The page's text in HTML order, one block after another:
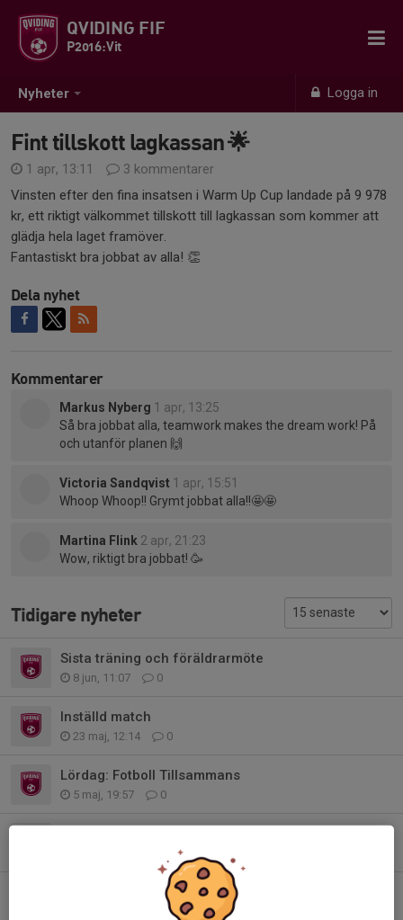
Nyheter Logga in
QVIDING FIF
P2016:Vit
Fint tillskott lagkassan 🌟
1 apr, 13:11
3 kommentarer
Vinsten efter den fina insatsen i Warm Up Cup landade på 9 978
kr, ett riktigt välkommet tillskott till lagkassan som kommer att
glädja hela laget framöver.
Fantastiskt bra jobbat av alla! 👏
Dela nyhet
Kommentarer
Markus Nyberg 1 apr, 13:25
Så bra jobbat alla, teamwork makes the dream work! På
och utanför planen 🙌
Victoria Sandqvist 1 apr, 15:51
Whoop Whoop!! Grymt jobbat alla!!🤩🤩
Martina Flink 2 apr, 21:23
Wow, riktigt bra jobbat! 🥳
Tidigare nyheter
Sista träning och föräldrarmöte
8 jun, 11:07 0
Inställd match
23 maj, 12:14 0
Lördag: Fotboll Tillsammans
5 maj, 19:57 0
Helgens matcher mot Lerum